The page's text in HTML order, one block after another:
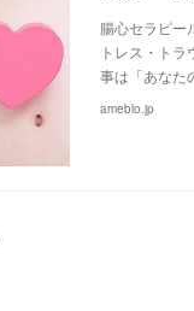
腸心セラピー
トレス・ト
事は「あなた
ameblo.jp